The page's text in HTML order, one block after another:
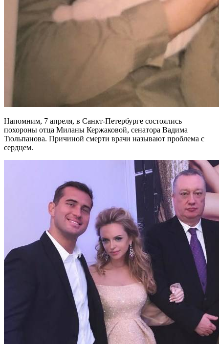
Напомним, 7 апреля, в Санкт-Петербурге состоялись
похороны отца Миланы Кержаковой, сенатора Вадима
Тюльпанова. Причиной смерти врачи называют проблема с
сердцем.